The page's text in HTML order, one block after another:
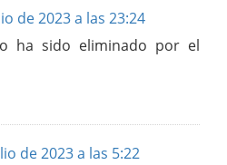
de 2023 a las 23:24
ha sido eliminado por el
de 2023 a las 5:22